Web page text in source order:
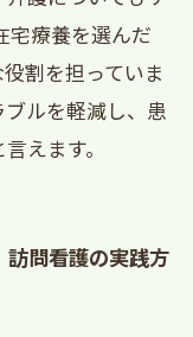
宅療養を選んだ
割を担っていま
ルを軽減し、患
えます。
問看護の実践方